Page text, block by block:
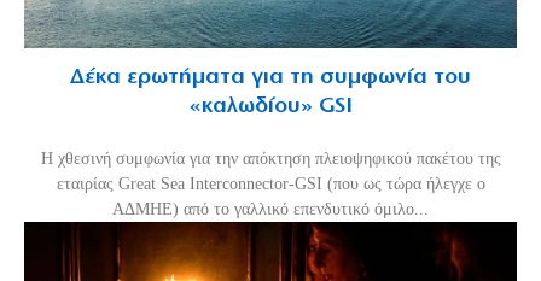
Δέκα ερωτήματα για τη συμφωνία του
«καλωδίου» GSI
Η χθεσινή συμφωνία για την απόκτηση πλειοψηφικού πακέτου της
εταιρίας Great Sea Interconnector-GSI (που ως τώρα ήλεγχε ο
ΑΔΜΗΕ) από το γαλλικό επενδυτικό όμιλο...